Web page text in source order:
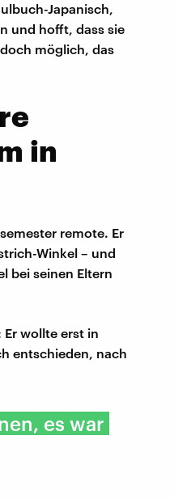
Japanisch,
und hofft, dass sie
möglich, das
in
remote. Er
Winkel – und
bei seinen Eltern
wollte erst in
entschieden, nach
es war